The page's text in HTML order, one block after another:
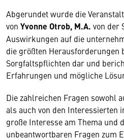
Abgerundet wurde die
von Yvonne Otrob, M.A. von der
Auswirkungen auf die
die größten Herausforderungen
Sorgfaltspflichten dar und
Erfahrungen und mögliche
Die zahlreichen Fragen sowohl
als auch von den Interessierten
große Interesse am Thema und
unbeantwortbaren Fragen zum